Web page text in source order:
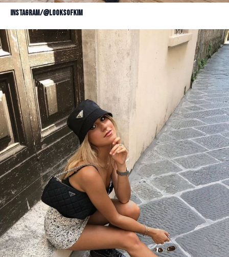
Instagram/@looksofkim